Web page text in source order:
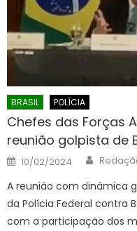
BRASIL POLÍCIA
Chefes das Forças
reunião golpista de
Posted
on
10/02/2024 Author
A reunião com dinâmica
da Polícia Federal contra
com a participação dos